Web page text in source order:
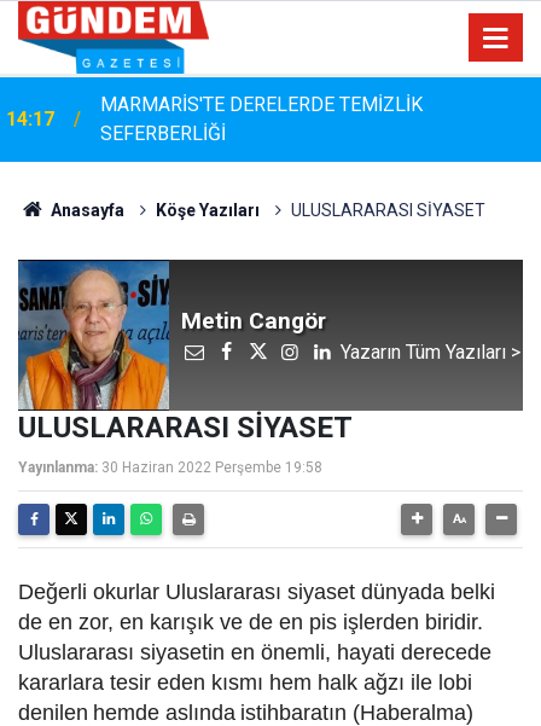
14:17
MARMARİS'TE DERELERDE TEMİZLİK
SEFERBERLİĞİ
Anasayfa Köşe Yazıları ULUSLARARASI SİYASET
Metin Cangör
Yazarın Tüm Yazıları >
ULUSLARARASI SİYASET
Yayınlanma: 30 Haziran 2022 Perşembe 19:58
Değerli okurlar Uluslararası siyaset dünyada belki
de en zor, en karışık ve de en pis işlerden biridir.
Uluslararası siyasetin en önemli, hayati derecede
kararlara tesir eden kısmı hem halk ağzı ile lobi
denilen hemde aslında istihbaratın (Haberalma)